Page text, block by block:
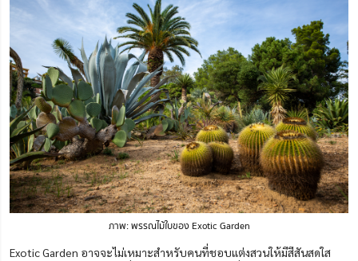
ภาพ: พรรณไม้ใบของ Exotic Garden
Exotic Garden อาจจะไม่เหมาะสำหรับคนที่ชอบแต่งสวนให้มีสีสันสดใส